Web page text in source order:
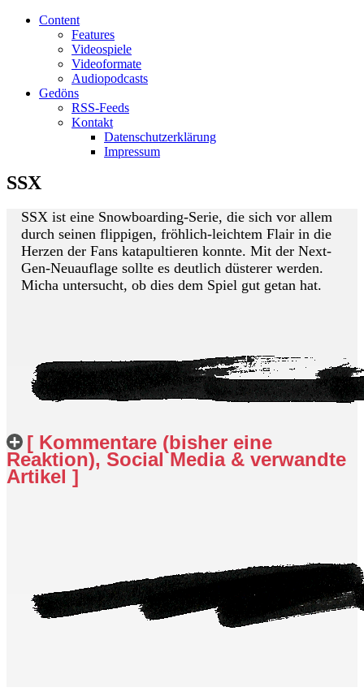
Content
Features
Videospiele
Videoformate
Audiopodcasts
Gedöns
RSS-Feeds
Kontakt
Datenschutzerklärung
Impressum
SSX
SSX ist eine Snowboarding-Serie, die sich vor allem
durch seinen flippigen, fröhlich-leichtem Flair in die
Herzen der Fans katapultieren konnte. Mit der Next-
Gen-Neuauflage sollte es deutlich düsterer werden.
Micha untersucht, ob dies dem Spiel gut getan hat.
[ Kommentare (bisher eine
Reaktion), Social Media & verwandte
Artikel ]